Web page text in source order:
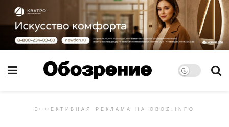
ЭФФЕКТИВНАЯ РЕКЛАМА НА OBOZ.INFO